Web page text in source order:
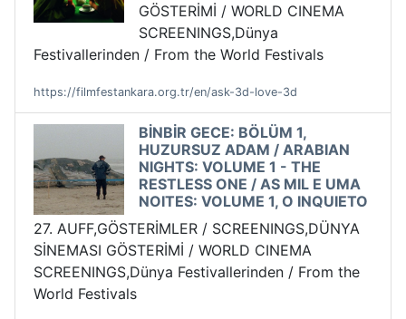
GÖSTERİMİ / WORLD CINEMA
SCREENINGS,Dünya
Festivallerinden / From the World Festivals
https://filmfestankara.org.tr/en/ask-3d-love-3d
BİNBİR GECE: BÖLÜM 1,
HUZURSUZ ADAM / ARABIAN
NIGHTS: VOLUME 1 - THE
RESTLESS ONE / AS MIL E UMA
NOITES: VOLUME 1, O INQUIETO
27. AUFF,GÖSTERİMLER / SCREENINGS,DÜNYA
SİNEMASI GÖSTERİMİ / WORLD CINEMA
SCREENINGS,Dünya Festivallerinden / From the
World Festivals